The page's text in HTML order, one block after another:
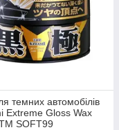
темних автомобілів
Extreme Gloss Wax
SOFT99